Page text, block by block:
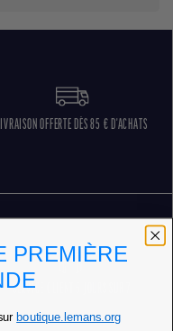
OFFERTE DÈS 85 € D'ACHATS
SERVICE CLIENT 5 JOURS SUR 7
PREMIÈRE
boutique.lemans.org